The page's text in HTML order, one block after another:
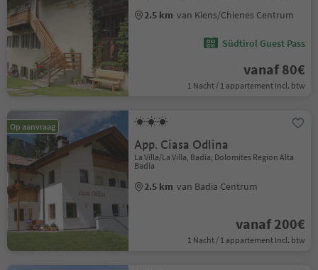
2.5 km van Kiens/Chienes Centrum
Südtirol Guest Pass
vanaf 80€
1 Nacht / 1 appartement Incl. btw
Op aanvraag
App. Ciasa Odlina
La Villa/La Villa, Badia, Dolomites Region Alta
Badia
2.5 km van Badia Centrum
vanaf 200€
1 Nacht / 1 appartement Incl. btw